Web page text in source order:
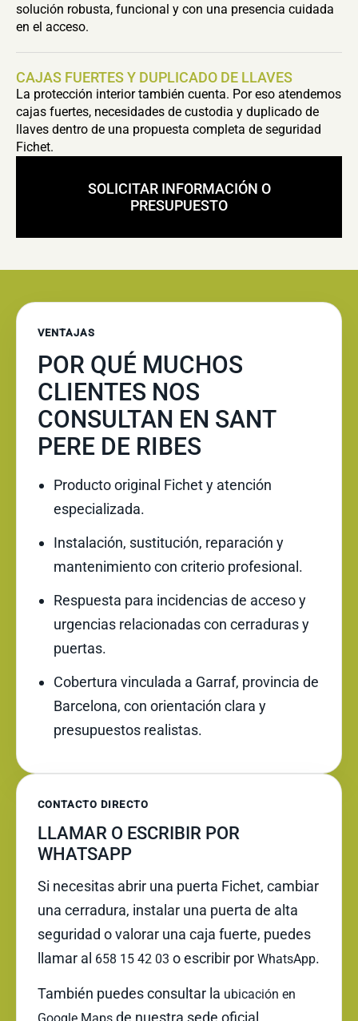
solución robusta, funcional y con una presencia cuidada
en el acceso.
CAJAS FUERTES Y DUPLICADO DE LLAVES
La protección interior también cuenta. Por eso atendemos
cajas fuertes, necesidades de custodia y duplicado de
llaves dentro de una propuesta completa de seguridad
Fichet.
SOLICITAR INFORMACIÓN O
PRESUPUESTO
VENTAJAS
POR QUÉ MUCHOS
CLIENTES NOS
CONSULTAN EN SANT
PERE DE RIBES
Producto original Fichet y atención
especializada.
Instalación, sustitución, reparación y
mantenimiento con criterio profesional.
Respuesta para incidencias de acceso y
urgencias relacionadas con cerraduras y
puertas.
Cobertura vinculada a Garraf, provincia de
Barcelona, con orientación clara y
presupuestos realistas.
CONTACTO DIRECTO
LLAMAR O ESCRIBIR POR
WHATSAPP
Si necesitas abrir una puerta Fichet, cambiar
una cerradura, instalar una puerta de alta
seguridad o valorar una caja fuerte, puedes
llamar al 658 15 42 03 o escribir por WhatsApp.
También puedes consultar la ubicación en
de nuestra sede oficial.